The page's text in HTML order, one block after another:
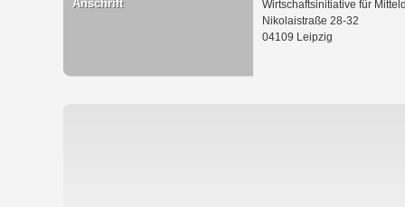
Anschrift
Wirtschaftsinitiative für
Nikolaistraße 28-32
04109 Leipzig